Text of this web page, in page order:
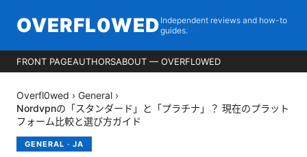
OVERFL0WED Independent reviews and how-to
guides.
FRONT PAGEAUTHORSABOUT — OVERFL0WED
Overfl0wed › General ›
Nordvpnの「スタンダード」と「プラチナ」？ 現在のプラット
フォーム比較と選び方ガイド
GENERAL · JA